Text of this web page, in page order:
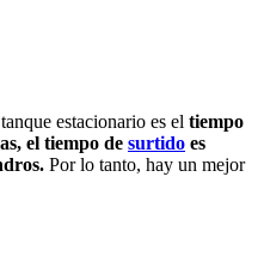
estacionario es el tiempo
el tiempo de surtido es
Por lo tanto, hay un mejor